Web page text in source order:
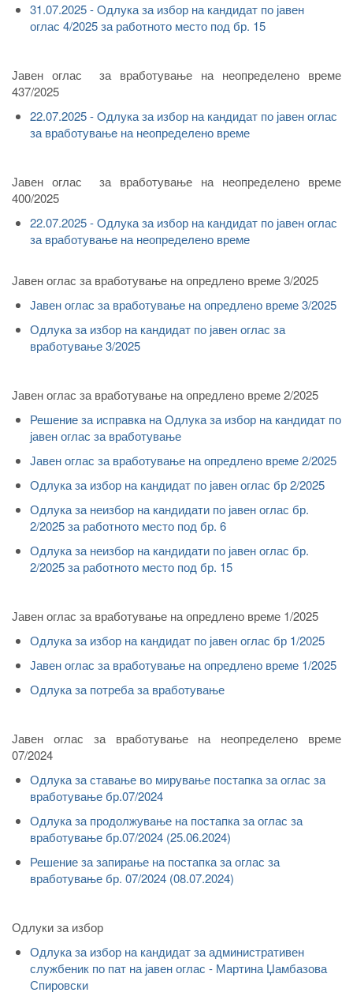
31.07.2025 - Oдлука за избор на кандидат по јавен
оглас 4/2025 за работното место под бр. 15
Јавен оглас за вработување на неопределено време
437/2025
22.07.2025 - Oдлука за избор на кандидат по јавен оглас
за вработувањe на неопределено време
Јавен оглас за вработување на неопределено време
400/2025
22.07.2025 - Oдлука за избор на кандидат по јавен оглас
за вработувањe на неопределено време
Јавен оглас за вработување на опредлено време 3/2025
Јавен оглас за вработување на опредлено време 3/2025
Одлука за избор на кандидат по јавен оглас за
вработување 3/2025
Јавен оглас за вработување на опредлено време 2/2025
Решение за исправка на Одлука за избор на кандидат по
јавен оглас за вработување
Јавен оглас за вработување на опредлено време 2/2025
Одлука за избор на кандидат по јавен оглас бр 2/2025
Одлука за неизбор на кандидати по јавен оглас бр.
2/2025 за работното место под бр. 6
Одлука за неизбор на кандидати по јавен оглас бр.
2/2025 за работното место под бр. 15
Јавен оглас за вработување на опредлено време 1/2025
Одлука за избор на кандидат по јавен оглас бр 1/2025
Јавен оглас за вработување на опредлено време 1/2025
Одлука за потреба за вработување
Јавен оглас за вработување на неопределено време
07/2024
Одлука за ставање во мирување постапка за оглас за
вработување бр.07/2024
Одлука за продолжување на постапка за оглас за
вработување бр.07/2024 (25.06.2024)
Решение за запирање на постапка за оглас за
вработување бр. 07/2024 (08.07.2024)
Одлуки за избор
Одлука за избор на кандидат за административен
службеник по пат на јавен оглас - Мартина Џамбазова
Спировски